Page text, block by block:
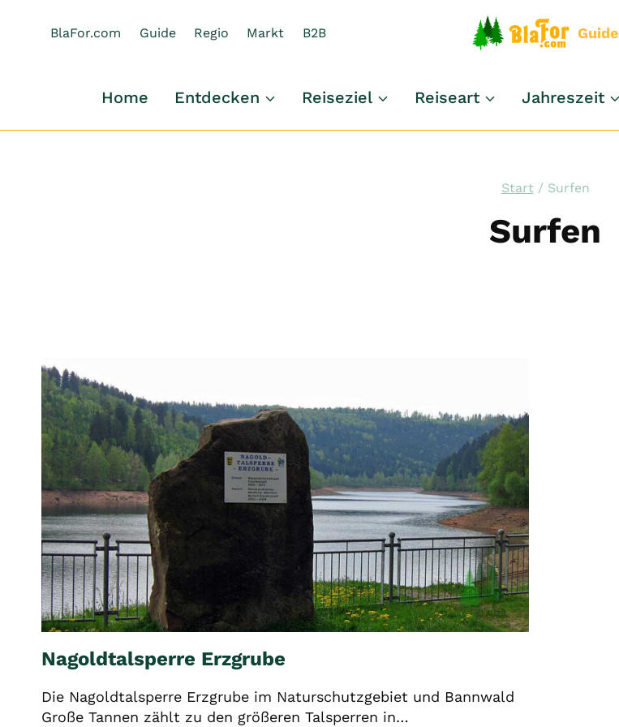
BlaFor.com Guide Regio Markt B2B Guide
Home Entdecken Reiseziel Reiseart Jahreszeit
Start / Surfen
Surfen
Nagoldtalsperre Erzgrube
Die Nagoldtalsperre Erzgrube im Naturschutzgebiet und Bannwald
Große Tannen zählt zu den größeren Talsperren in…